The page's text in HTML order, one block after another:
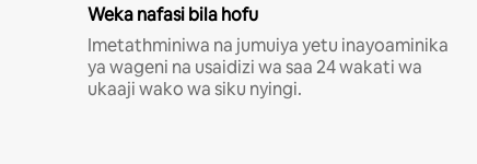
Weka nafasi bila hofu
Imetathminiwa na jumuiya yetu inayoaminika
ya wageni na usaidizi wa saa 24 wakati wa
ukaaji wako wa siku nyingi.